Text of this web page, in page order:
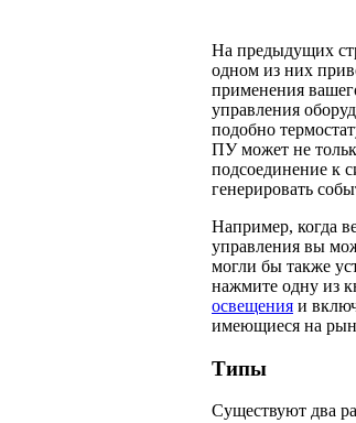
На предыдущих
одном из них
применения
управления
подобно
ПУ может не
подсоединение к
генерировать
Например, когда
управления вы
могли бы также
нажмите одну из
освещения и
имеющиеся на
Типы
Существуют два